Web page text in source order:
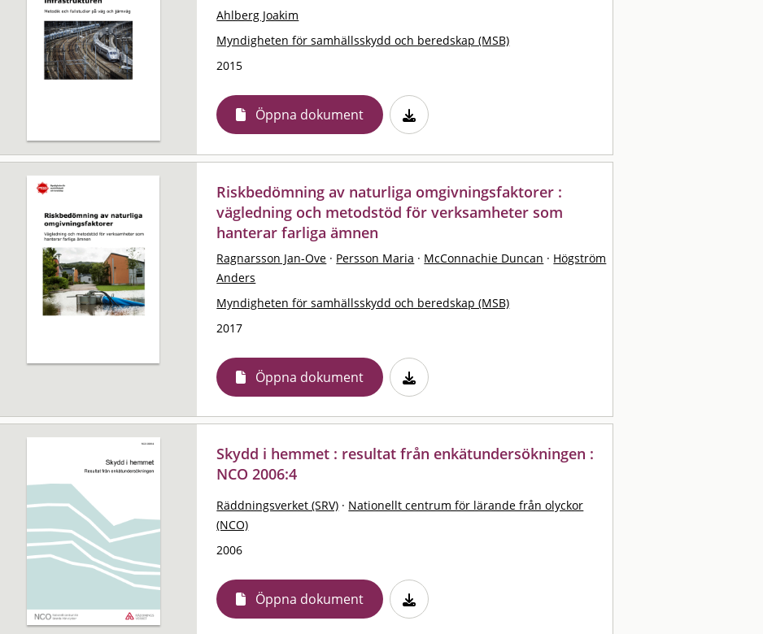
Ahlberg Joakim
Myndigheten för samhällsskydd och beredskap (MSB)
2015
Öppna dokument
Riskbedömning av naturliga omgivningsfaktorer :
vägledning och metodstöd för verksamheter som
hanterar farliga ämnen
Ragnarsson Jan-Ove · Persson Maria · McConnachie Duncan · Högström
Anders
Myndigheten för samhällsskydd och beredskap (MSB)
2017
Öppna dokument
Skydd i hemmet : resultat från enkätundersökningen :
NCO 2006:4
Räddningsverket (SRV) · Nationellt centrum för lärande från olyckor
(NCO)
2006
Öppna dokument